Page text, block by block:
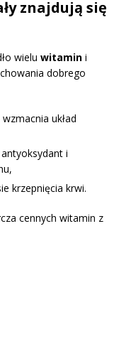
znajdują się
wielu witamin i
dobrego
układ
i
krzepnięcia krwi.
cennych witamin z